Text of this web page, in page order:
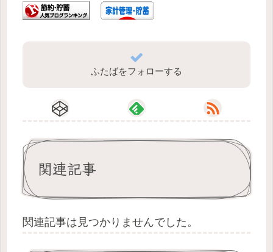
ふたばをフォローする
関連記事
関連記事は見つかりませんでした。